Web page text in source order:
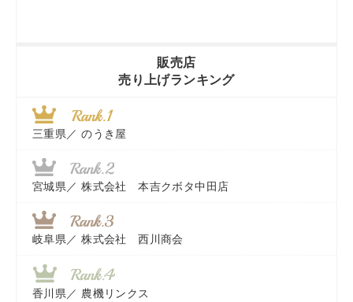
販売店
売り上げランキング
三重県／ のうき屋
宮城県／ 株式会社 本吉クボタ中田店
岐阜県／ 株式会社 西川商会
香川県／ 農機リンクス